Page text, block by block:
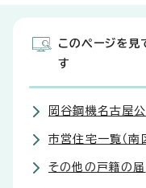
このページを見
す
岡谷鋼機名古屋
市営住宅一覧（南
その他の戸籍の届